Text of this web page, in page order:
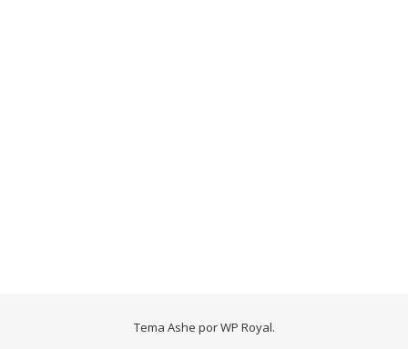
Tema Ashe porWP Royal.